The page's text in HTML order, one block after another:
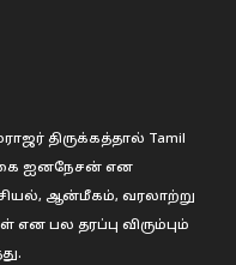
திருக்கத்தால் Tamil
ஐனநேசன் என
ஆன்மீகம், வரலாற்று
பல தரப்பு விரும்பும்